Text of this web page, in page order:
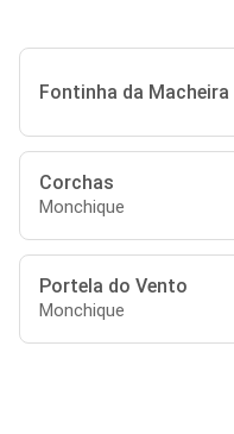
Fontinha da Macheira
Corchas
Monchique
Portela do Vento
Monchique